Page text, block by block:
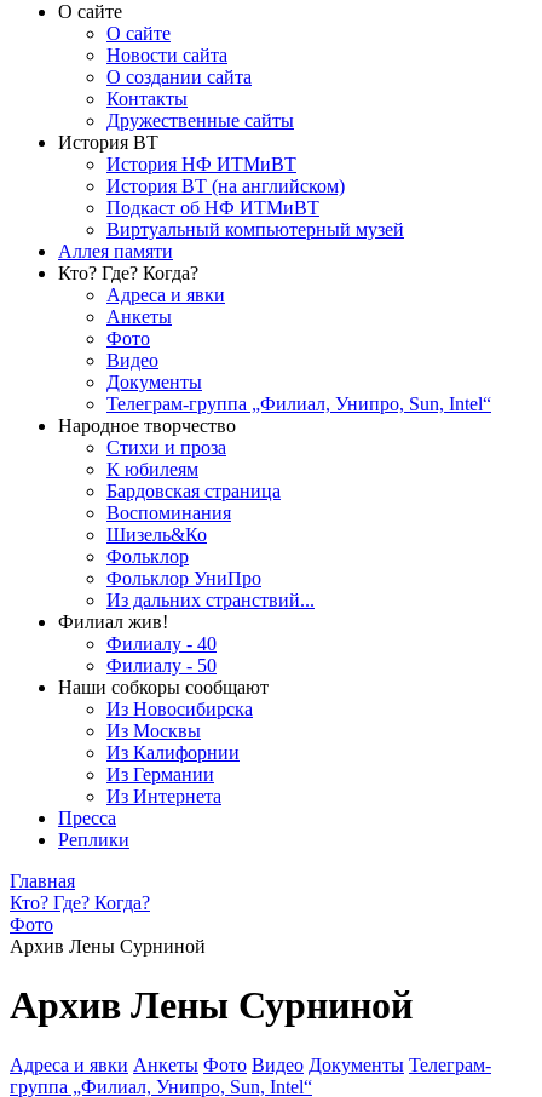
О сайте
О сайте
Новости сайта
О создании сайта
Контакты
Дружественные сайты
История ВТ
История НФ ИТМиВТ
История ВТ (на английском)
Подкаст об НФ ИТМиВТ
Виртуальный компьютерный музей
Аллея памяти
Кто? Где? Когда?
Адреса и явки
Анкеты
Фото
Видео
Документы
Телеграм-группа „Филиал, Унипро, Sun, Intel“
Народное творчество
Стихи и проза
К юбилеям
Бардовская страница
Воспоминания
Шизель&Ко
Фольклор
Фольклор УниПро
Из дальних странствий...
Филиал жив!
Филиалу - 40
Филиалу - 50
Наши собкоры сообщают
Из Новосибирска
Из Москвы
Из Калифорнии
Из Германии
Из Интернета
Пресса
Реплики
Главная
Кто? Где? Когда?
Фото
Архив Лены Сурниной
Архив Лены Сурниной
Адреса и явки Анкеты Фото Видео Документы Телеграм-
группа „Филиал, Унипро, Sun, Intel“